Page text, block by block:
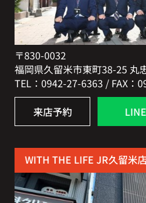
〒830-0032
福岡県久留米市東町38-25 丸
TEL：0942-27-6363 / FAX：
来店予約 LINE
WITH THE LIFE JR久留米